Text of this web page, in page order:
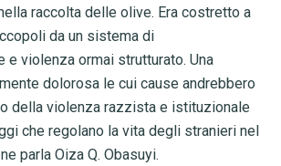
raccolta delle olive. Era costretto a
da un sistema di
e violenza ormai strutturato. Una
dolorosa le cui cause andrebbero
della violenza razzista e istituzionale
che regolano la vita degli stranieri nel
parla Oiza Q. Obasuyi.